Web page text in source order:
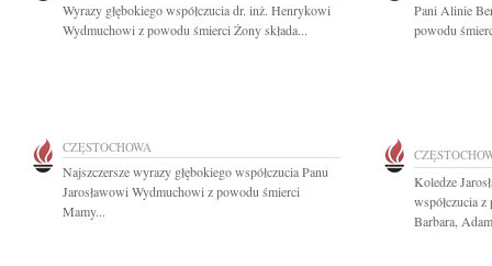
Wyrazy głębokiego współczucia dr. inż. Henrykowi
Wydmuchowi z powodu śmierci Żony składa...
Pani Alinie
powodu
CZĘSTOCHOWA
Najszczersze wyrazy głębokiego współczucia Panu
Jarosławowi Wydmuchowi z powodu śmierci
Mamy...
Koledze
współczucia
Barbara,